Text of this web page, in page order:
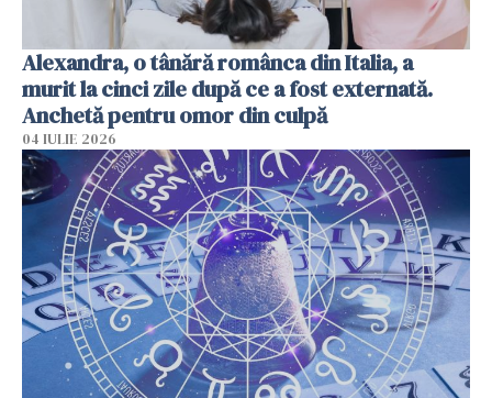
Alexandra, o tânără românca din Italia, a
murit la cinci zile după ce a fost externată.
Anchetă pentru omor din culpă
04 IULIE 2026